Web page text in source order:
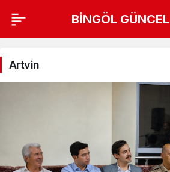
BİNGÖL GÜNCEL
Artvin
Artvin